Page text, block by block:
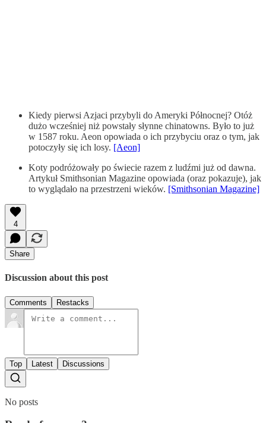
Kiedy pierwsi Azjaci przybyli do Ameryki Północnej? Otóż
dużo wcześniej niż powstały słynne chinatowns. Było to już
w 1587 roku. Aeon opowiada o ich przybyciu oraz o tym, jak
potoczyły się ich losy. [Aeon]
Koty podróżowały po świecie razem z ludźmi już od dawna.
Artykuł Smithsonian Magazine opowiada (oraz pokazuje), jak
to wyglądało na przestrzeni wieków. [Smithsonian Magazine]
4
Share
Discussion about this post
Comments Restacks
Top Latest Discussions
No posts